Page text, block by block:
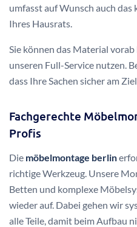
umfasst auf Wunsch auch
Ihres Hausrats.
Sie können das Material
unseren Full-Service nutzen.
dass Ihre Sachen sicher am
Fachgerechte
Profis
Die möbelmontage berlin
richtige Werkzeug. Unsere
Betten und komplexe
wieder auf. Dabei gehen wir
alle Teile, damit beim Aufbau